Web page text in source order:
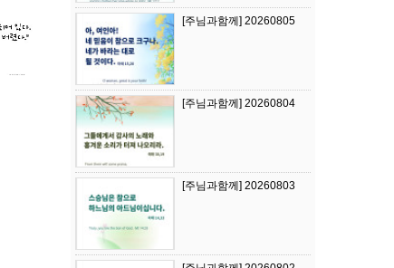
[주님과함께] 20260805
[주님과함께] 20260804
[주님과함께] 20260803